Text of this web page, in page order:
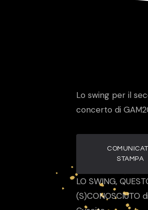
Lo swing per il
concerto di
STAMPA
LO SWING,
(S)CONOSCIUTO